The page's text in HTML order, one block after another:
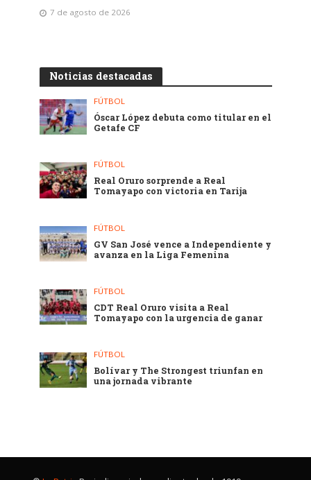
7 de agosto de 2026
Noticias destacadas
FÚTBOL
Óscar López debuta como titular en el
Getafe CF
FÚTBOL
Real Oruro sorprende a Real
Tomayapo con victoria en Tarija
FÚTBOL
GV San José vence a Independiente y
avanza en la Liga Femenina
FÚTBOL
CDT Real Oruro visita a Real
Tomayapo con la urgencia de ganar
FÚTBOL
Bolívar y The Strongest triunfan en
una jornada vibrante